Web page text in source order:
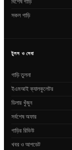
বিশেষ গাড়ি
সকল গাড়ি
টুলস ও সেবা
গাড়ি তুলনা
ইএমআই ক্যালকুলেটর
ডিলার খুঁজুন
সর্বশেষ অফার
গাড়ির রিভিউ
খবর ও আপডেট